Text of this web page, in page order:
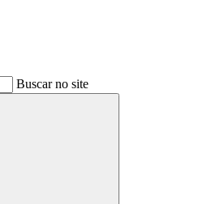
Buscar no site